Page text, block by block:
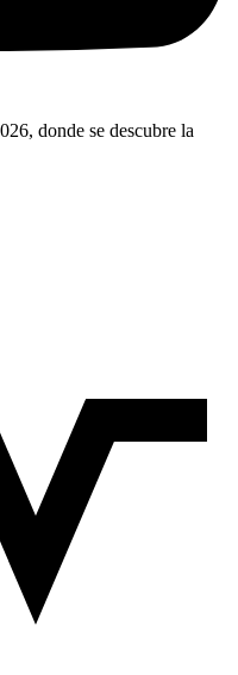
donde se descubre la